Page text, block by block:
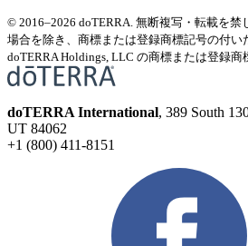
© 2016–2026 doTERRA. 無断複写・転載を禁
場合を除き、商標または登録商標記号の付い
doTERRA Holdings, LLC の商標または登録商
doTERRA International, 389 South
UT 84062
+1 (800) 411-8151